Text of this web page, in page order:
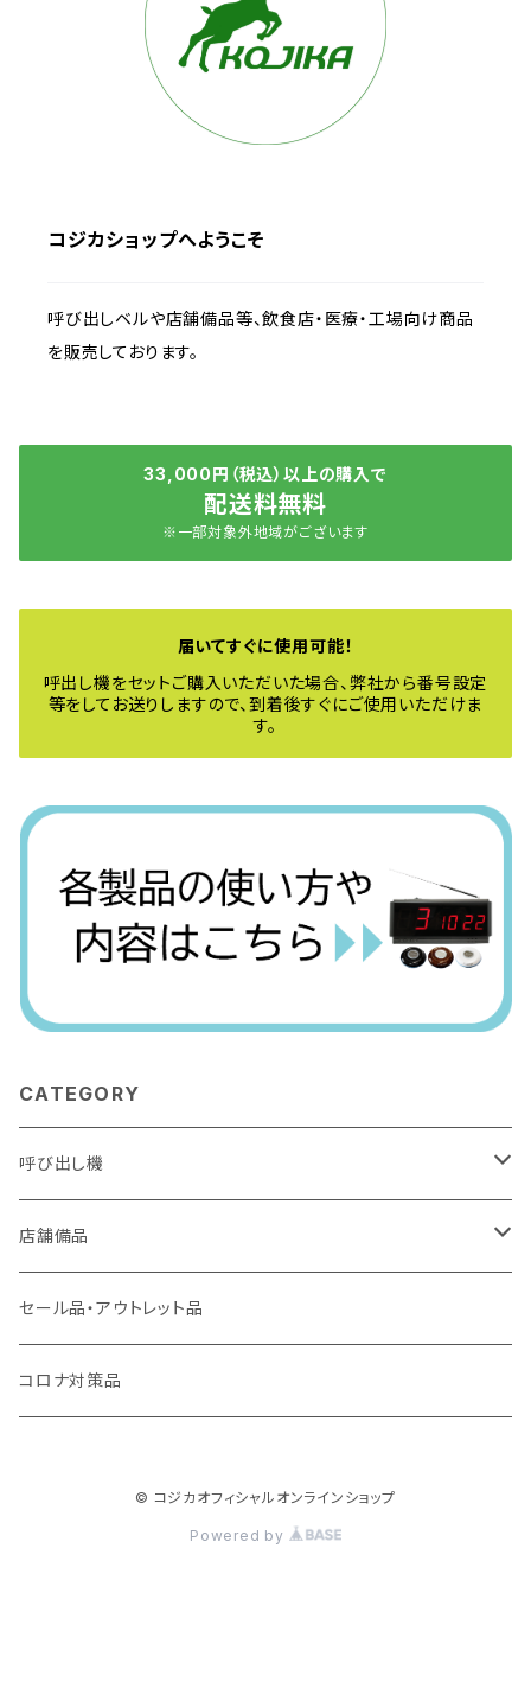
コジカショップへようこそ
呼び出しベルや店舗備品等、飲食店・医療・工場向け商品
を販売しております。
33,000円（税込）以上の購入で
配送料無料
※一部対象外地域がございます
届いてすぐに使用可能！
呼出し機をセットご購入いただいた場合、弊社から番号設定
等をしてお送りしますので、到着後すぐにご使用いただけま
す。
CATEGORY
呼び出し機
アーバンコール20
シーザーコール＆レイガンコール
コールギア
店舗備品
傘袋装着機 無滴くん
フレッシュパッカー
セール品・アウトレット品
コロナ対策品
© コジカオフィシャルオンラインショップ
Powered by